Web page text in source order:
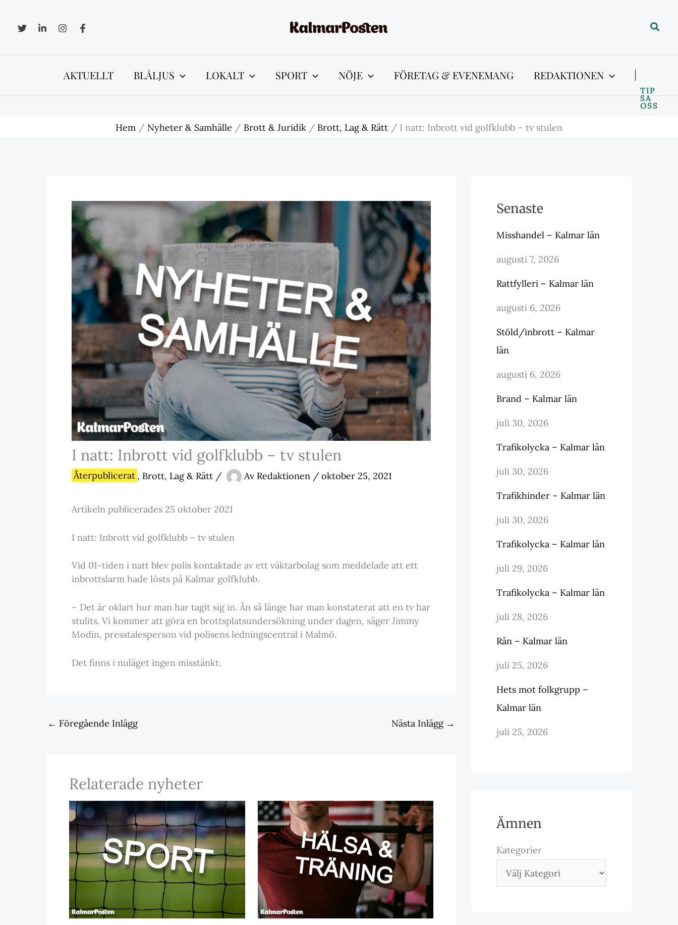
innehåll
Sök
AKTUELLT BLÅLJUS LOKALT SPORT NÖJE FÖRETAG & EVENEMANG REDAKTIONEN
TIP
SA
OSS
Hem Nyheter & Samhälle Brott & Juridik Brott, Lag & Rätt I natt: Inbrott vid golfklubb – tv stulen
I natt: Inbrott vid golfklubb – tv stulen
Återpublicerat , Brott, Lag & Rätt / Av Redaktionen / oktober 25, 2021
Artikeln publicerades 25 oktober 2021
I natt: Inbrott vid golfklubb – tv stulen
Vid 01-tiden i natt blev polis kontaktade av ett väktarbolag som meddelade att ett
inbrottslarm hade lösts på Kalmar golfklubb.
– Det är oklart hur man har tagit sig in. Än så länge har man konstaterat att en tv har
stulits. Vi kommer att göra en brottsplatsundersökning under dagen, säger Jimmy
Modin, presstalesperson vid polisens ledningscentral i Malmö.
Det finns i nuläget ingen misstänkt.
← Föregående Inlägg Nästa Inlägg →
Relaterade nyheter
Senaste
Misshandel – Kalmar län
augusti 7, 2026
Rattfylleri – Kalmar län
augusti 6, 2026
Stöld/inbrott – Kalmar
län
augusti 6, 2026
Brand – Kalmar län
juli 30, 2026
Trafikolycka – Kalmar län
juli 30, 2026
Trafikhinder – Kalmar län
juli 30, 2026
Trafikolycka – Kalmar län
juli 29, 2026
Trafikolycka – Kalmar län
juli 28, 2026
Rån – Kalmar län
juli 25, 2026
Hets mot folkgrupp –
Kalmar län
juli 25, 2026
Ämnen
Kategorier